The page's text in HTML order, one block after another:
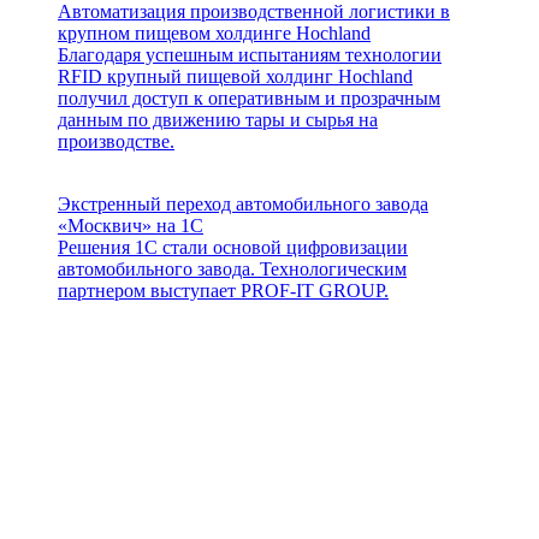
Автоматизация производственной логистики в
крупном пищевом холдинге Hochland
Благодаря успешным испытаниям технологии
RFID крупный пищевой холдинг Hochland
получил доступ к оперативным и прозрачным
данным по движению тары и сырья на
производстве.
Экстренный переход автомобильного завода
«Москвич» на 1С
Решения 1С стали основой цифровизации
автомобильного завода. Технологическим
партнером выступает PROF-IT GROUP.